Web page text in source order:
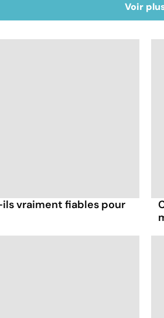
Voir
vraiment fiables pour